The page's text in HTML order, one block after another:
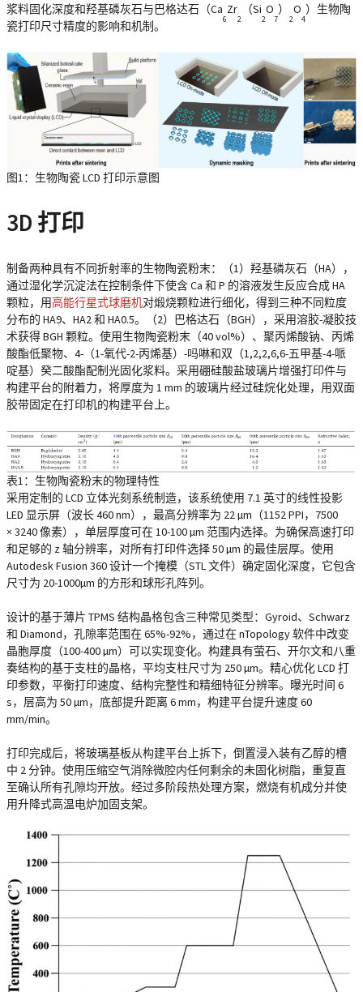
浆料固化深度和羟基磷灰石与巴格达石（Ca
6
Zr
2
（Si
2
O
7
）
2
O
4
）生物陶
瓷打印尺寸精度的影响和机制。
图1：生物陶瓷 LCD 打印示意图
3D 打印
制备两种具有不同折射率的生物陶瓷粉末：（1）羟基磷灰石（HA），
通过湿化学沉淀法在控制条件下使含 Ca 和 P 的溶液发生反应合成 HA
颗粒，用高能行星式球磨机对煅烧颗粒进行细化，得到三种不同粒度
分布的 HA9、HA2 和 HA0.5。（2）巴格达石（BGH），采用溶胶-凝胶技
术获得 BGH 颗粒。使用生物陶瓷粉末（40 vol%）、聚丙烯酸钠、丙烯
酸酯低聚物、4-（1-氧代-2-丙烯基）-吗啉和双（1,2,2,6,6-五甲基-4-哌
啶基）癸二酸酯配制光固化浆料。采用硼硅酸盐玻璃片增强打印件与
构建平台的附着力，将厚度为 1 mm 的玻璃片经过硅烷化处理，用双面
胶带固定在打印机的构建平台上。
表1：生物陶瓷粉末的物理特性
采用定制的 LCD 立体光刻系统制造，该系统使用 7.1 英寸的线性投影
LED 显示屏（波长 460 nm），最高分辨率为 22 µm（1152 PPI，7500
× 3240 像素），单层厚度可在 10-100 µm 范围内选择。为确保高速打印
和足够的 z 轴分辨率，对所有打印件选择 50 µm 的最佳层厚。使用
Autodesk Fusion 360 设计一个掩模（STL 文件）确定固化深度，它包含
尺寸为 20-1000µm 的方形和球形孔阵列。
设计的基于薄片 TPMS 结构晶格包含三种常见类型：Gyroid、Schwarz
和 Diamond，孔隙率范围在 65%-92%，通过在 nTopology 软件中改变
晶胞厚度（100-400 µm）可以实现变化。构建具有萤石、开尔文和八重
奏结构的基于支柱的晶格，平均支柱尺寸为 250 µm。精心优化 LCD 打
印参数，平衡打印速度、结构完整性和精细特征分辨率。曝光时间 6
s，层高为 50 µm，底部提升距离 6 mm，构建平台提升速度 60
mm/min。
打印完成后，将玻璃基板从构建平台上拆下，倒置浸入装有乙醇的槽
中 2 分钟。使用压缩空气消除微腔内任何剩余的未固化树脂，重复直
至确认所有孔隙均开放。经过多阶段热处理方案，燃烧有机成分并使
用升降式高温电炉加固支架。